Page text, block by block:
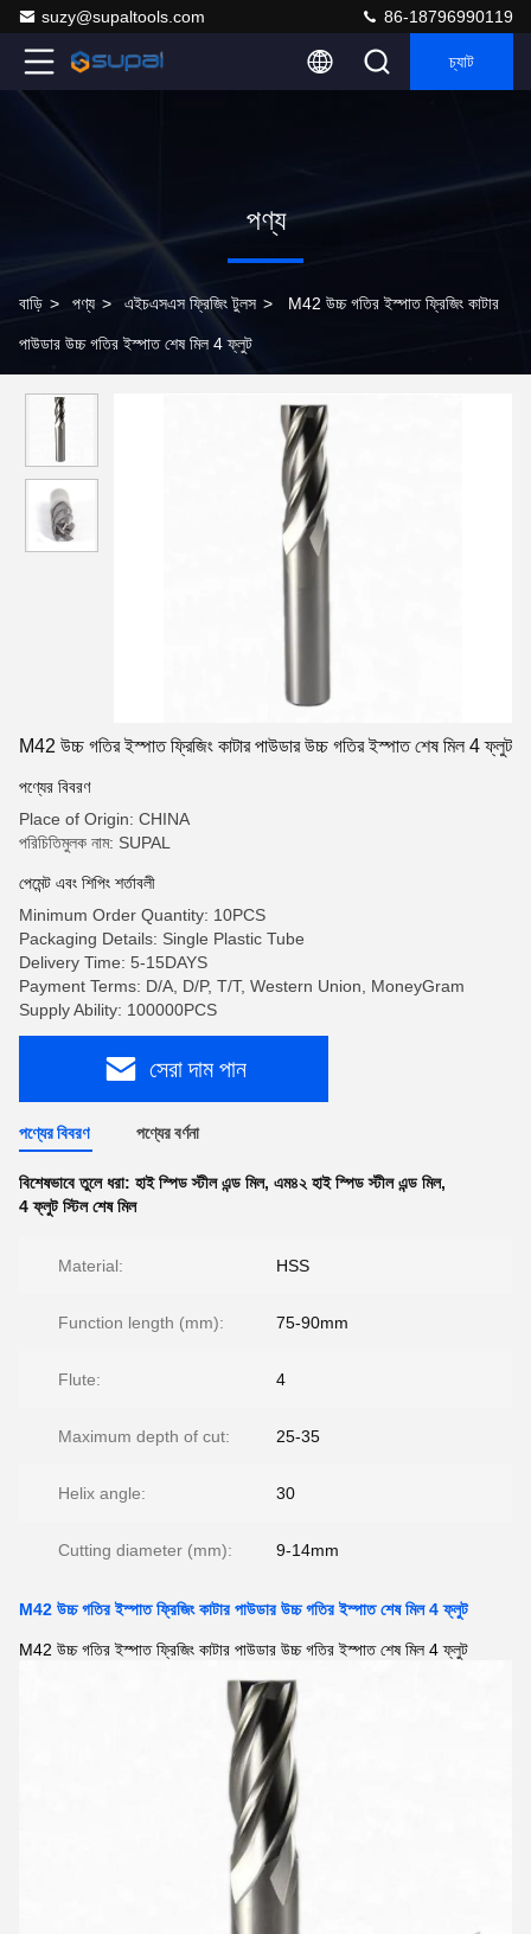
suzy@supaltools.com 86-18796990119
চ্যাট
পণ্য
বাড়ি > পণ্য > এইচএসএস ফ্রিজিং টুলস > M42 উচ্চ গতির ইস্পাত ফ্রিজিং কাটার
পাউডার উচ্চ গতির ইস্পাত শেষ মিল 4 ফ্লুট
M42 উচ্চ গতির ইস্পাত ফ্রিজিং কাটার পাউডার উচ্চ গতির ইস্পাত শেষ মিল 4 ফ্লুট
পণ্যের বিবরণ
Place of Origin: CHINA
পরিচিতিমুলক নাম: SUPAL
পেমেন্ট এবং শিপিং শর্তাবলী
Minimum Order Quantity: 10PCS
Packaging Details: Single Plastic Tube
Delivery Time: 5-15DAYS
Payment Terms: D/A, D/P, T/T, Western Union, MoneyGram
Supply Ability: 100000PCS
সেরা দাম পান
পণ্যের বিবরণ পণ্যের বর্ণনা
বিশেষভাবে তুলে ধরা: হাই স্পিড স্টীল এন্ড মিল, এম৪২ হাই স্পিড স্টীল এন্ড মিল,
4 ফ্লুট স্টিল শেষ মিল
Material: HSS
Function length (mm): 75-90mm
Flute: 4
Maximum depth of cut: 25-35
Helix angle: 30
Cutting diameter (mm): 9-14mm
M42 উচ্চ গতির ইস্পাত ফ্রিজিং কাটার পাউডার উচ্চ গতির ইস্পাত শেষ মিল 4 ফ্লুট
M42 উচ্চ গতির ইস্পাত ফ্রিজিং কাটার পাউডার উচ্চ গতির ইস্পাত শেষ মিল 4 ফ্লুট